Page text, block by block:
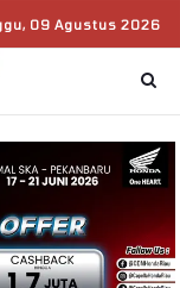
09 Agustus 2026